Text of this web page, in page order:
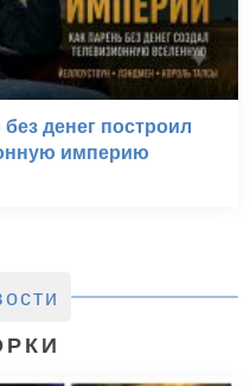
денег построил
империю